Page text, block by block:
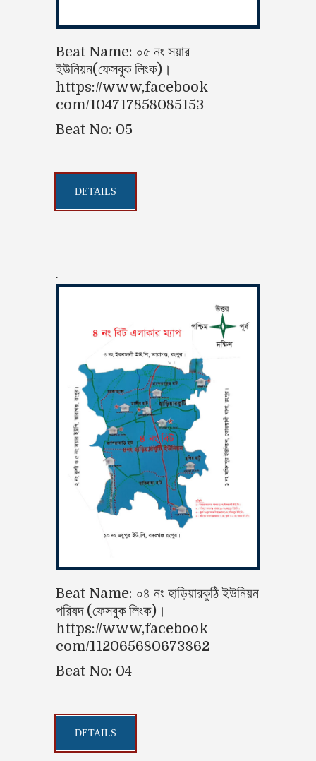
Beat Name: ০৫ নং সয়ার
ইউনিয়ন(ফেসবুক লিংক)।
https://www,facebook
com/104717858085153
Beat No: 05
DETAILS
Beat Name: ০৪ নং হাড়িয়ারকুঠি ইউনিয়ন
পরিষদ (ফেসবুক লিংক)।
https://www,facebook
com/112065680673862
Beat No: 04
DETAILS